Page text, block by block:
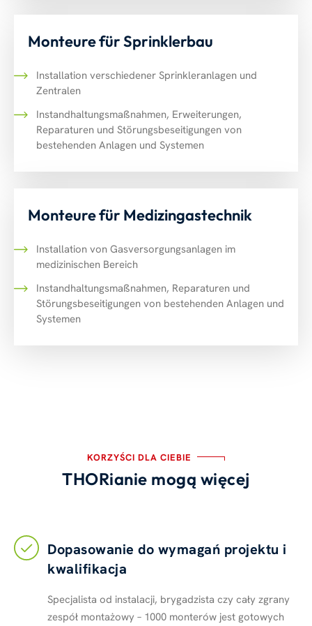
Monteure für Sprinklerbau
Installation verschiedener Sprinkleranlagen und
Zentralen
Instandhaltungsmaßnahmen, Erweiterungen,
Reparaturen und Störungsbeseitigungen von
bestehenden Anlagen und Systemen
Monteure für Medizingastechnik
Installation von Gasversorgungsanlagen im
medizinischen Bereich
Instandhaltungsmaßnahmen, Reparaturen und
Störungsbeseitigungen von bestehenden Anlagen und
Systemen
KORZYŚCI DLA CIEBIE
THORianie mogą więcej
Dopasowanie do wymagań projektu i
kwalifikacja
Specjalista od instalacji, brygadzista czy cały zgrany
zespół montażowy – 1000 monterów jest gotowych